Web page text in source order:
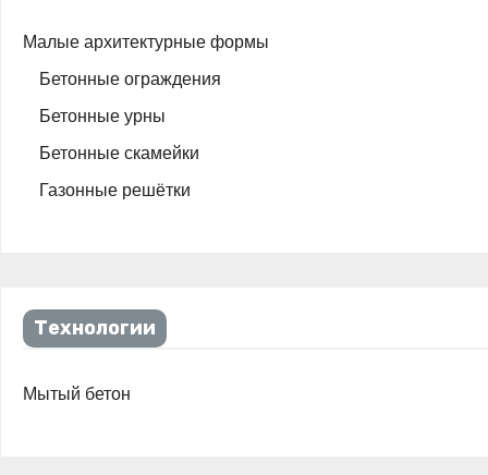
Малые архитектурные формы
Бетонные ограждения
Бетонные урны
Бетонные скамейки
Газонные решётки
Технологии
Мытый бетон